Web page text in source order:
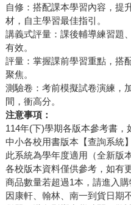
自修：搭配課本學習內容，提
材，自主學習最佳指引。
講義式評量：課後輔導練習題
有效。
評量：掌握課前學習重點，搭
聚焦。
測驗卷：考前模擬試卷演練，
間，衝高分。
注意事項：
114年(下)學期各版本參考書
中小各校用書版本【查詢系統
此系統為學年度適用（全新版本
各校版本資料僅供參考，如有
商品數量若超過1本，請進入購
因康軒、翰林、南一到貨日期